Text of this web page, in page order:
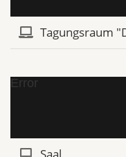
Tagungsraum
Error